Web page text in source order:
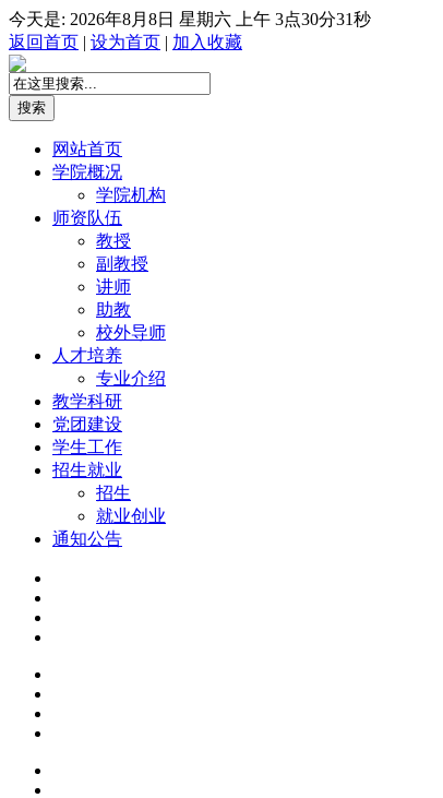
今天是: 2026年8月8日 星期六
上午 3点30分31秒
返回首页 | 设为首页 | 加入收藏
网站首页
学院概况
学院机构
师资队伍
教授
副教授
讲师
助教
校外导师
人才培养
专业介绍
教学科研
党团建设
学生工作
招生就业
招生
就业创业
通知公告